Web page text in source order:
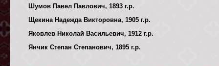
Шумов Павел Павлович, 1893 г.р.
Щекина Надежда Викторовна, 1905 г.р.
Яковлев Николай Васильевич, 1912 г.р.
Янчик Степан Степанович, 1895 г.р.